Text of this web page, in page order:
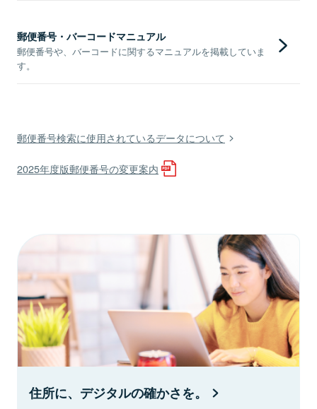
郵便番号・バーコードマニュアル
郵便番号や、バーコードに関するマニュアルを掲載していま
す。
郵便番号検索に使用されているデータについて
2025年度版郵便番号の変更案内
住所に、デジタルの確かさを。